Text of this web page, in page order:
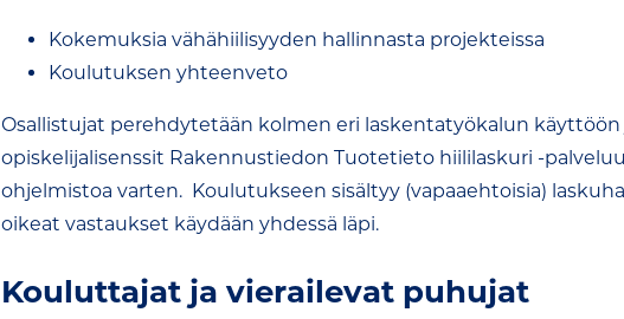
Kokemuksia vähähiilisyyden hallinnasta projekteissa
Koulutuksen yhteenveto
Osallistujat perehdytetään kolmen eri laskentatyökalun käyttöön
opiskelijalisenssit Rakennustiedon Tuotetieto hiililaskuri -
ohjelmistoa varten. Koulutukseen sisältyy (vapaaehtoisia)
oikeat vastaukset käydään yhdessä läpi.
Kouluttajat ja vierailevat puhujat